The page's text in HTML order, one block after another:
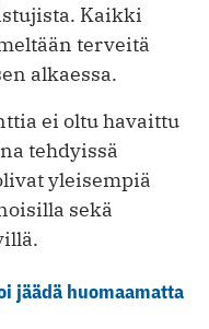
Kaikki
terveitä
alkaessa.
ei oltu havaittu
tehdyissä
yleisempiä
sekä
jäädä huomaamatta